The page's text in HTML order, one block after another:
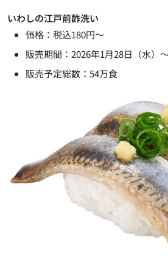
いわしの江戸前酢洗い
価格：税込180円～
販売期間：2026年1月28日（水）
販売予定総数：54万食